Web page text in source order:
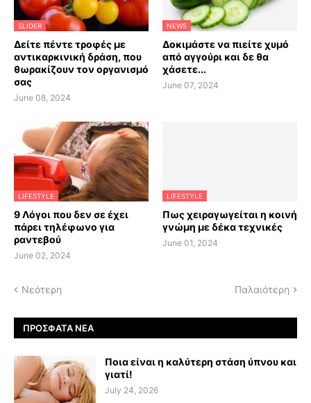
SLIDER
Δείτε πέντε τροφές με
αντικαρκινική δράση, που
θωρακίζουν τον οργανισμό
σας
June 08, 2024
NEWS
Δοκιμάστε να πιείτε χυμό
από αγγούρι και δε θα
χάσετε...
June 07, 2024
LIFESTYLE
9 Λόγοι που δεν σε έχει
πάρει τηλέφωνο για
ραντεβού
June 02, 2024
LIFESTYLE
Πως χειραγωγείται η κοινή
γνώμη με δέκα τεχνικές
June 01, 2024
Νεότερη Παλαιότερη
ΠΡΌΣΦΑΤΑ ΝΈΑ
Ποια είναι η καλύτερη στάση ύπνου και
γιατί!
July 24, 2026